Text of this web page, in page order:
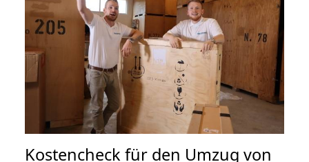
Kostencheck für den Umzug von